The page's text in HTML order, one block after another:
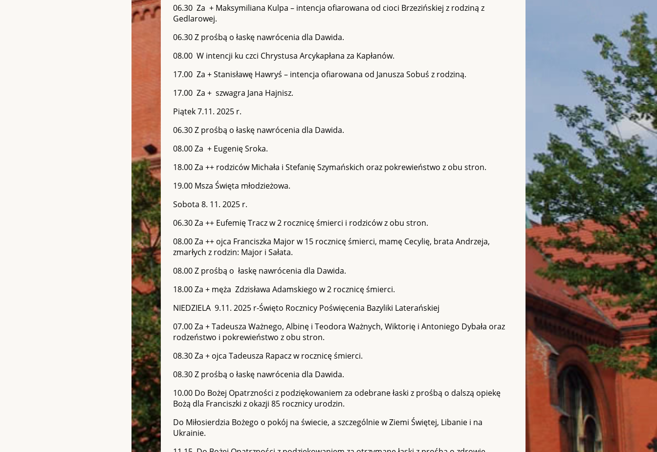
06.30 Za + Maksymiliana Kulpa – intencja ofiarowana od cioci Brzezińskiej z rodziną z
Gedlarowej.
06.30 Z prośbą o łaskę nawrócenia dla Dawida.
08.00 W intencji ku czci Chrystusa Arcykapłana za Kapłanów.
17.00 Za + Stanisławę Hawryś – intencja ofiarowana od Janusza Sobuś z rodziną.
17.00 Za + szwagra Jana Hajnisz.
Piątek 7.11. 2025 r.
06.30 Z prośbą o łaskę nawrócenia dla Dawida.
08.00 Za + Eugenię Sroka.
18.00 Za ++ rodziców Michała i Stefanię Szymańskich oraz pokrewieństwo z obu stron.
19.00 Msza Święta młodzieżowa.
Sobota 8. 11. 2025 r.
06.30 Za ++ Eufemię Tracz w 2 rocznicę śmierci i rodziców z obu stron.
08.00 Za ++ ojca Franciszka Major w 15 rocznicę śmierci, mamę Cecylię, brata Andrzeja,
zmarłych z rodzin: Major i Sałata.
08.00 Z prośbą o łaskę nawrócenia dla Dawida.
18.00 Za + męża Zdzisława Adamskiego w 2 rocznicę śmierci.
NIEDZIELA 9.11. 2025 r-Święto Rocznicy Poświęcenia Bazyliki Laterańskiej
07.00 Za + Tadeusza Ważnego, Albinę i Teodora Ważnych, Wiktorię i Antoniego Dybała oraz
rodzeństwo i pokrewieństwo z obu stron.
08.30 Za + ojca Tadeusza Rapacz w rocznicę śmierci.
08.30 Z prośbą o łaskę nawrócenia dla Dawida.
10.00 Do Bożej Opatrzności z podziękowaniem za odebrane łaski z prośbą o dalszą opiekę
Bożą dla Franciszki z okazji 85 rocznicy urodzin.
Do Miłosierdzia Bożego o pokój na świecie, a szczególnie w Ziemi Świętej, Libanie i na
Ukrainie.